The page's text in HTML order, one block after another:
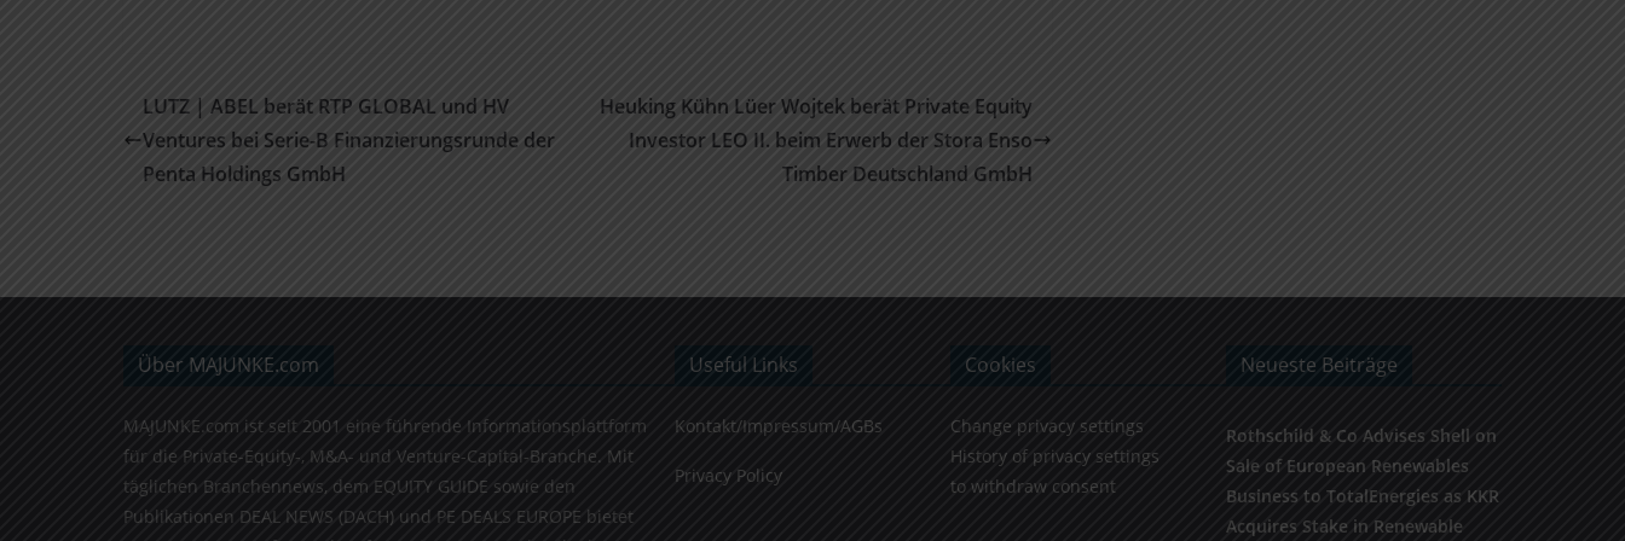
LUTZ | ABEL berät RTP GLOBAL und HV
Ventures bei Serie-B Finanzierungsrunde der
Penta Holdings GmbH
Heuking Kühn Lüer Wojtek berät Private Equity
Investor LEO II. beim Erwerb der Stora Enso
Timber Deutschland GmbH
Über MAJUNKE.com
MAJUNKE.com ist seit 2001 eine führende Informationsplattform
für die Private-Equity-, M&A- und Venture-Capital-Branche. Mit
täglichen Branchennews, dem EQUITY GUIDE sowie den
Publikationen DEAL NEWS (DACH) und PE DEALS EUROPE bietet
Useful Links
Kontakt/Impressum/AGBs
Privacy Policy
Cookies
Change privacy settings
History of privacy settings
to withdraw consent
Neueste Beiträge
Rothschild & Co Advises Shell on
Sale of European Renewables
Business to TotalEnergies as KKR
Acquires Stake in Renewable